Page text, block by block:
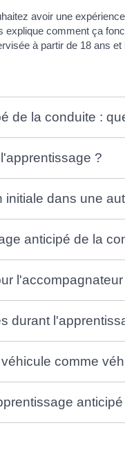
avoir une
explique comment ça
à partir de 18 ans
de la conduite :
?
initiale dans une
anticipé de la
durant
comme